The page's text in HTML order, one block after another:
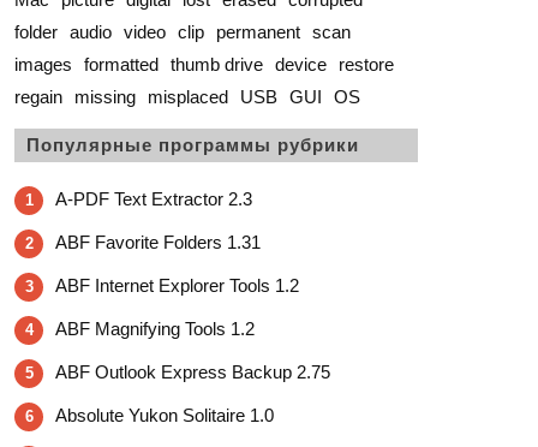
folder audio video clip permanent scan
images
formatted thumb drive device
restore
regain
missing misplaced USB GUI OS
Популярные программы рубрики
1 A-PDF Text Extractor 2.3
2 ABF Favorite Folders 1.31
3 ABF Internet Explorer Tools 1.2
4 ABF Magnifying Tools 1.2
5 ABF Outlook Express Backup 2.75
6 Absolute Yukon Solitaire 1.0